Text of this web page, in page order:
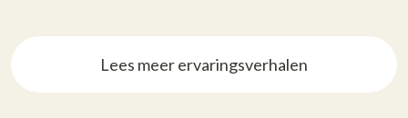
Lees meer ervaringsverhalen